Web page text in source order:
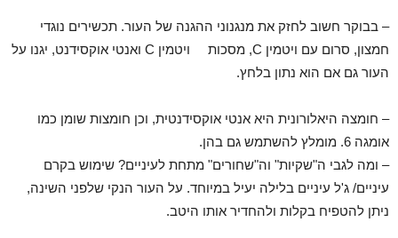
– בבוקר חשוב לחזק את מנגנוני ההגנה של העור. תכשירים נוגדי
חמצון, סרום עם ויטמין C, מסכות ויטמין C ואנטי אוקסידנט, יגנו על
העור גם אם הוא נתון בלחץ.
– חומצה היאלורונית היא אנטי אוקסידנטית, וכן חומצות שומן כמו
אומגה 6. מומלץ להשתמש גם בהן.
– ומה לגבי ה"שקיות" וה"שחורים" מתחת לעיניים? שימוש בקרם
עיניים/ ג'ל עיניים בלילה יעיל במיוחד. על העור הנקי שלפני השינה,
ניתן להטפיח בקלות ולהחדיר אותו היטב.